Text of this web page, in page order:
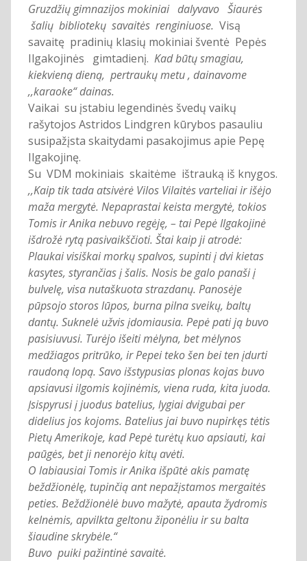
Gruzdžių gimnazijos mokiniai dalyvavo Šiaurės
šalių bibliotekų savaitės renginiuose. Visą
savaitę pradinių klasių mokiniai šventė Pepės
Ilgakojinės gimtadienį. Kad būtų smagiau,
kiekvieną dieną, pertraukų metu , dainavome
,,karaoke“ dainas.
Vaikai su įstabiu legendinės švedų vaikų
rašytojos Astridos Lindgren kūrybos pasauliu
susipažįsta skaitydami pasakojimus apie Pepę
Ilgakojinę.
Su VDM mokiniais skaitėme ištrauką iš knygos.
,,Kaip tik tada atsivėrė Vilos Vilaitės varteliai ir išėjo
maža mergytė. Nepaprastai keista mergytė, tokios
Tomis ir Anika nebuvo regėję, – tai Pepė Ilgakojinė
išdrožė rytą pasivaikščioti. Štai kaip ji atrodė:
Plaukai visiškai morkų spalvos, supinti į dvi kietas
kasytes, styrančias į šalis. Nosis be galo panaši į
bulvelę, visa nutaškuota strazdanų. Panosėje
pūpsojo storos lūpos, burna pilna sveikų, baltų
dantų. Suknelė užvis įdomiausia. Pepė pati ją buvo
pasisiuvusi. Turėjo išeiti mėlyna, bet mėlynos
medžiagos pritrūko, ir Pepei teko šen bei ten įdurti
raudoną lopą. Savo išstypusias plonas kojas buvo
apsiavusi ilgomis kojinėmis, viena ruda, kita juoda.
Įsispyrusi į juodus batelius, lygiai dvigubai per
didelius jos kojoms. Batelius jai buvo nupirkęs tėtis
Pietų Amerikoje, kad Pepė turėtų kuo apsiauti, kai
paūgės, bet ji nenorėjo kitų avėti.
O labiausiai Tomis ir Anika išpūtė akis pamatę
beždžionėlę, tupinčią ant nepažįstamos mergaitės
peties. Beždžionėlė buvo mažytė, apauta žydromis
kelnėmis, apvilkta geltonu žiponėliu ir su balta
šiaudine skrybėle.“
Buvo puiki pažintinė savaitė.